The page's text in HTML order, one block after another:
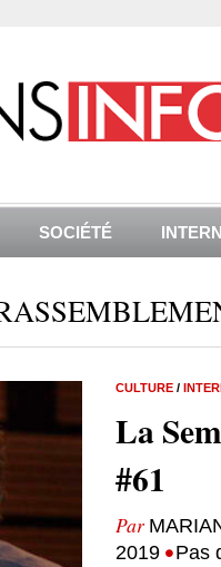
SOCIÉTÉ
CULTURE/
La
#61
Par
2019 •Pas